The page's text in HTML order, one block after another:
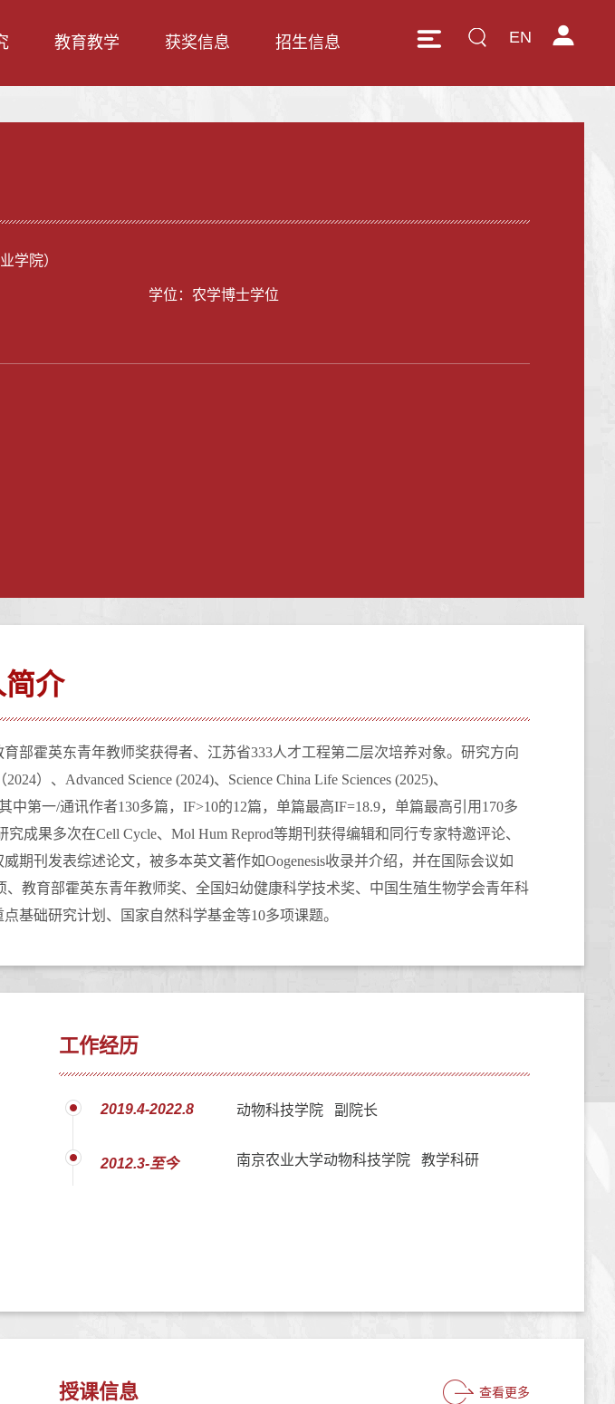
EN
教育教学 获奖信息 招生信息
学院）
学位：农学博士学位
介
部霍英东青年教师奖获得者、江苏省333人才工程第二层次培养对象。研究方向
2024）、Advanced Science(2024)、Science China Life Sciences (2025)、
中第一/通讯作者130多篇， IF>10的12篇，单篇最高IF=18.9，单篇最高引用 170多
究成果多次在Cell Cycle、 Mol Hum Reprod等期刊 获得编辑和同行专家特邀评论、
威期刊发表综述论文，被多本英文著作如Oogenesis收录并介绍， 并在国际会议如
、教育部霍英东青年教师奖、全国妇幼健康科学技术奖、中国生殖生物学会青年科
基础研究计划、国家自然科学基金等10多项课题。
工作经历
2019.4-2022.8 动物科技学院 副院长
2012.3-至今 南京农业大学动物科技学院 教学科研
授课信息 查看更多